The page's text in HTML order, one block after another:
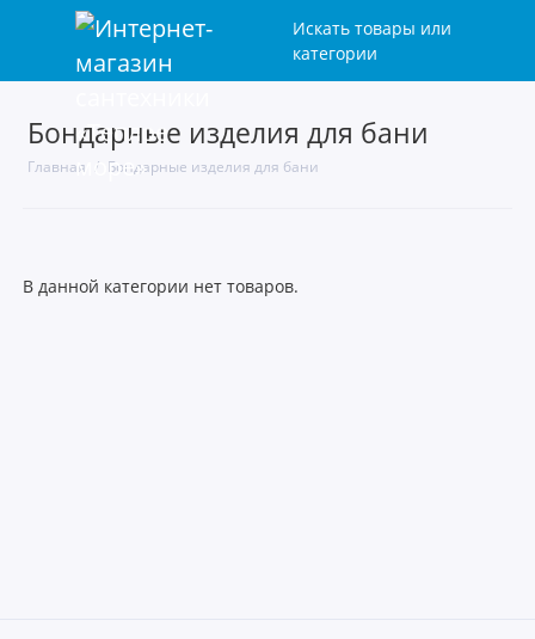
Искать товары или
категории
Бондарные изделия для бани
Главная Бондарные изделия для бани
В данной категории нет товаров.